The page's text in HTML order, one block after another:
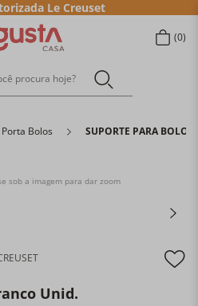
Le Creuset
0
hoje?
Bolos SUPORTE PARA BOLO
sob a imagem para dar zoom
Unid.